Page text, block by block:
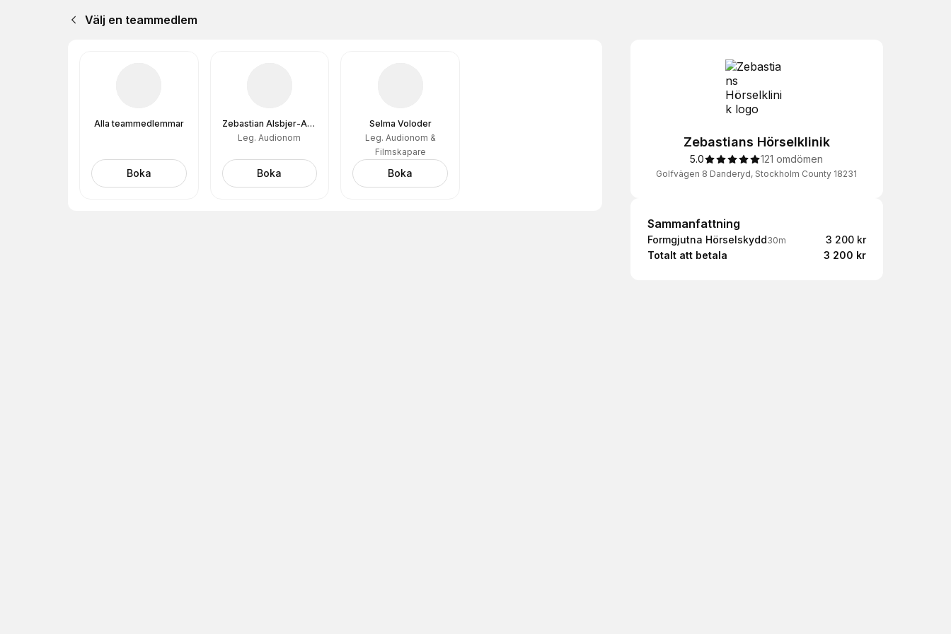
Välj en teammedlem
Alla teammedlemmar
Boka
Zebastian Alsbjer-Aronsson
Leg. Audionom
Boka
Selma Voloder
Leg. Audionom &
Filmskapare
Boka
Zebastians Hörselklinik
5.0 121 omdömen
Golfvägen 8 Danderyd, Stockholm County 18231
Sammanfattning
Sammanfattning
Formgjutna Hörselskydd30m
3 200 kr
Totalt att betala
3 200 kr